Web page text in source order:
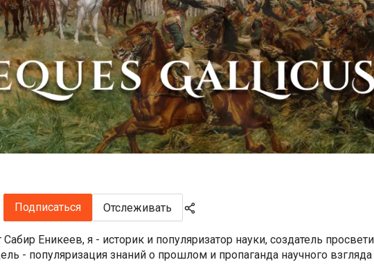
Подписаться Отслеживать
Еникеев, я - историк и популяризатор науки, создатель
- популяризация знаний о прошлом и пропаганда научного взгляда